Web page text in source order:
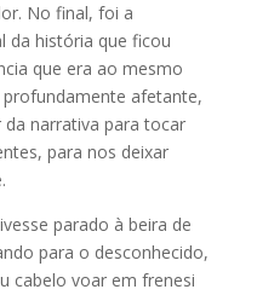
No final, foi a
da história que ficou
que era ao mesmo
afetante,
narrativa para tocar
para nos deixar
parado à beira de
para o desconhecido,
cabelo voar em frenesi